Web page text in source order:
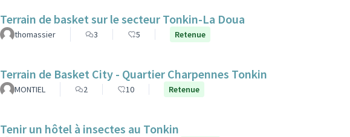
Terrain de basket sur le secteur Tonkin-La Doua
thomassier 3 5 Retenue
Terrain de Basket City - Quartier Charpennes Tonkin
MONTIEL 2 10 Retenue
Tenir un hôtel à insectes au Tonkin